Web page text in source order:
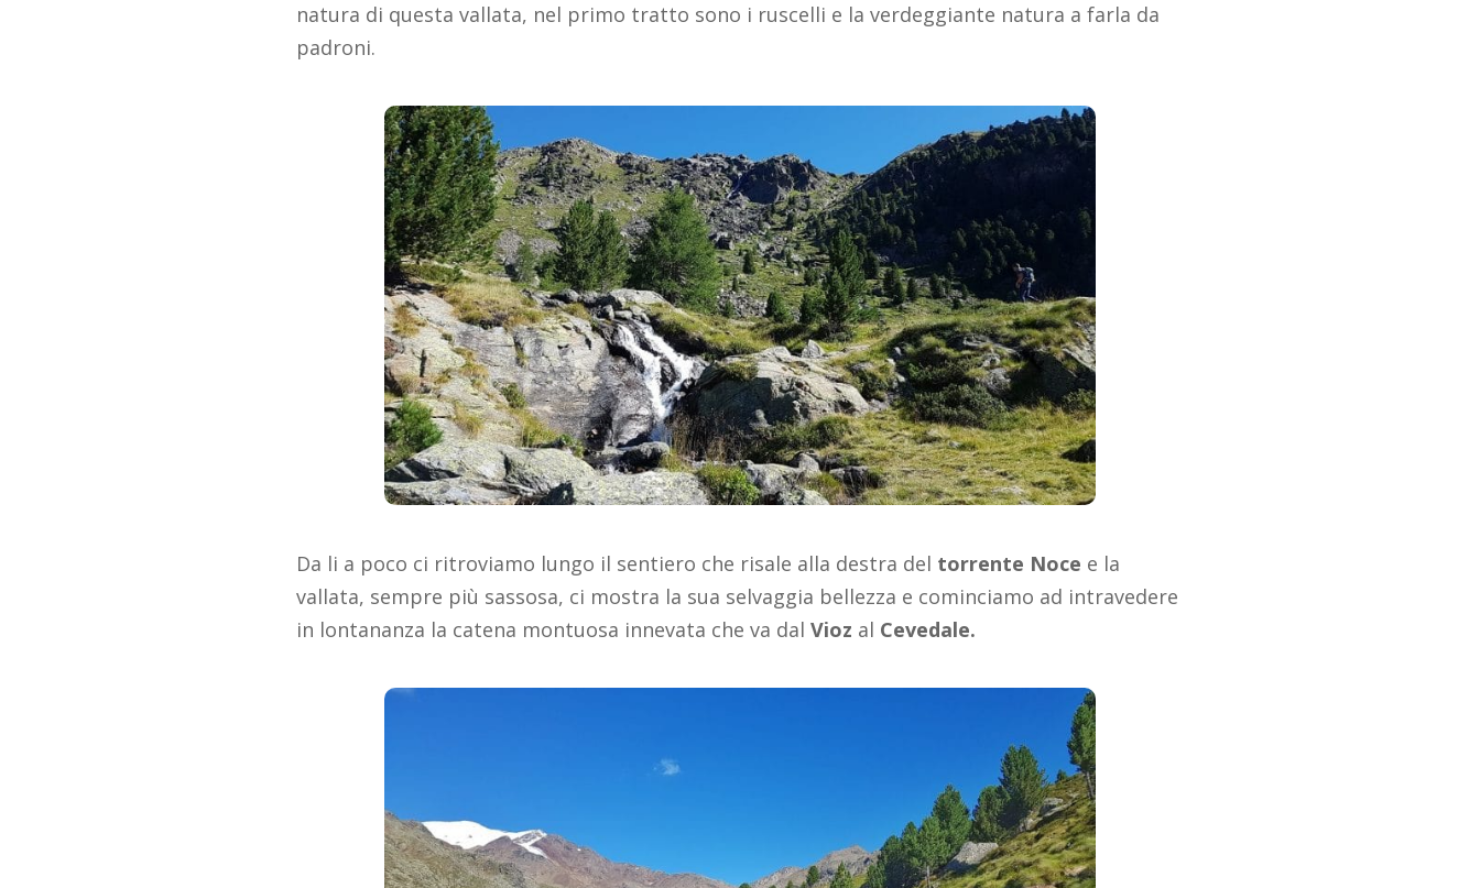
natura di questa vallata, nel primo tratto sono i ruscelli e la verdeggiante natura a farla da
padroni.
Da li a poco ci ritroviamo lungo il sentiero che risale alla destra del torrente Noce e la
vallata, sempre più sassosa, ci mostra la sua selvaggia bellezza e cominciamo ad intravedere
in lontananza la catena montuosa innevata che va dal Vioz al Cevedale.